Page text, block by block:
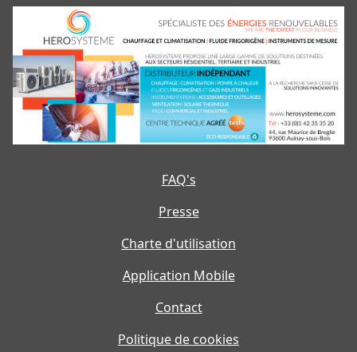
FAQ's
Presse
Charte d'utilisation
Application Mobile
Contact
Politique de cookies